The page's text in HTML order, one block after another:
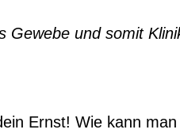
Gewebe und somit
Ernst! Wie kann